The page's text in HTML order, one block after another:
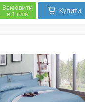
Замовити
в 1 клік Купити